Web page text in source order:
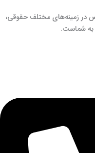
در زمینه‌های مختلف حقوقی،
به شماست.